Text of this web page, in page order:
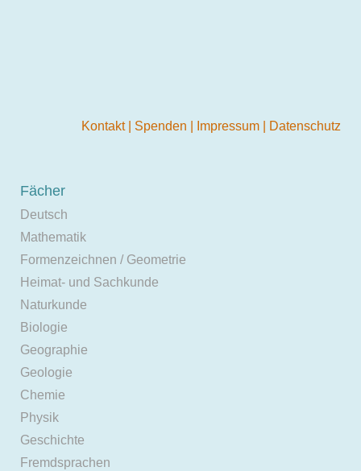
Kontakt Spenden Impressum Datenschutz
Fächer
Deutsch
Mathematik
Formenzeichnen / Geometrie
Heimat- und Sachkunde
Naturkunde
Biologie
Geographie
Geologie
Chemie
Physik
Geschichte
Fremdsprachen